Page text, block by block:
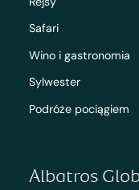
Safari
Wino i gastronomia
Sylwester
Podróże pociągiem
Albatros